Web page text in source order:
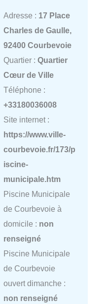
Adresse : 17 Place
Charles de Gaulle,
92400 Courbevoie
Quartier : Quartier
Cœur de Ville
Téléphone :
+33180036008
Site internet :
https://www.ville-
courbevoie.fr/173/p
iscine-
municipale.htm
Piscine Municipale
de Courbevoie à
domicile : non
renseigné
Piscine Municipale
de Courbevoie
ouvert dimanche :
non renseigné